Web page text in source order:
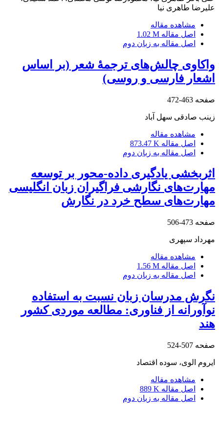
علیرضا طاهری نیا
مشاهده مقاله
اصل مقاله 1.02 M
اصل مقاله به زبان دوم
واکاوی چالش‌های ترجمۀ شعر (بر اساس
اشعار فارسی و روسی)
صفحه 463-472
زینب صادقی سهل آباد
مشاهده مقاله
اصل مقاله 873.47 K
اصل مقاله به زبان دوم
اثربخشی یادگیری داده-محور بر توسعه
مهارت‌های نگارشی فراگیران زبان انگلیسی
مهارت‌های سطح خرد در نگارش
صفحه 473-506
مهرداد سپهری
مشاهده مقاله
اصل مقاله 1.56 M
اصل مقاله به زبان دوم
نگرش مدرسان زبان نسبت به استفاده
نوآورانه‌ از فناوری: مطالعه موردی کشور
هند
صفحه 507-524
ایروم الوی، سوده اقتصاد
مشاهده مقاله
اصل مقاله 889 K
اصل مقاله به زبان دوم